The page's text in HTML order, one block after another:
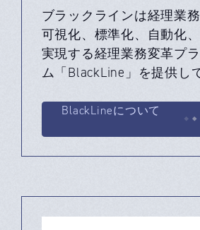
ブラックラインは経理業
可視化、標準化、自動化
実現する経理業務変革プ
ム「BlackLine」を提供し
BlackLineについて